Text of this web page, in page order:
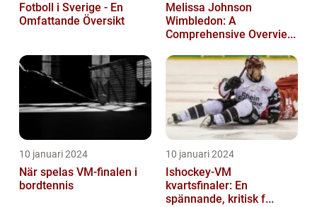
Fotboll i Sverige - En
Omfattande Översikt
Melissa Johnson
Wimbledon: A
Comprehensive Overvie...
10 januari 2024
När spelas VM-finalen i
bordtennis
10 januari 2024
Ishockey-VM
kvartsfinaler: En
spännande, kritisk f...